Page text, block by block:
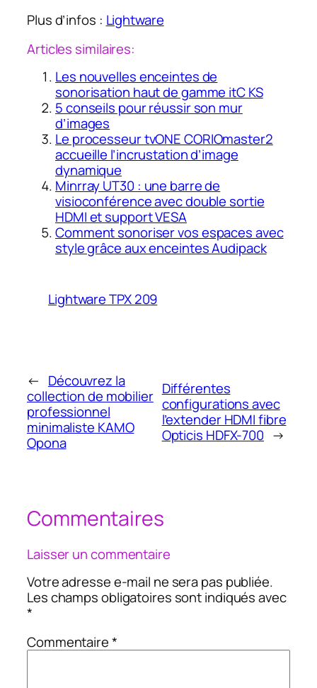
Plus d’infos : Lightware
Articles similaires:
Les nouvelles enceintes de
sonorisation haut de gamme itC KS
5 conseils pour réussir son mur
d’images
Le processeur tvONE CORIOmaster2
accueille l’incrustation d’image
dynamique
Minrray UT30 : une barre de
visioconférence avec double sortie
HDMI et support VESA
Comment sonoriser vos espaces avec
style grâce aux enceintes Audipack
Lightware TPX 209
← Découvrez la
collection de mobilier
professionnel
minimaliste KAMO
Opona
Différentes
configurations avec
l’extender HDMI fibre
Opticis HDFX-700 →
Commentaires
Laisser un commentaire
Votre adresse e-mail ne sera pas publiée.
Les champs obligatoires sont indiqués avec
*
Commentaire*